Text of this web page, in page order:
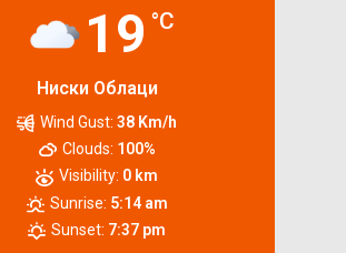
19 °C
Ниски Облаци
Wind Gust: 38 Km/h
Clouds: 100%
Visibility: 0 km
Sunrise: 5:14 am
Sunset: 7:37 pm